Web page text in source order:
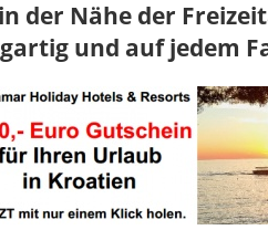
der Nähe der
und auf jedem